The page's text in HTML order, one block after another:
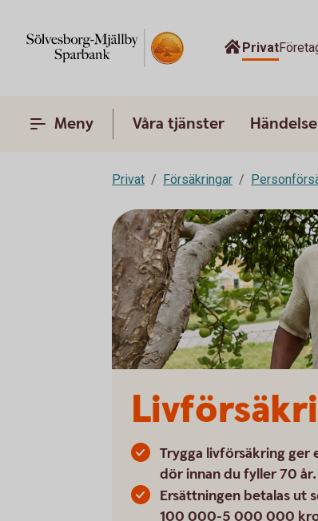
Privat
Meny Våra tjänster
Privat Försäkringar
Trygga livförsäkring
dör innan du fyller 70 år.
Ersättningen betalas ut
100 000-5 000 000